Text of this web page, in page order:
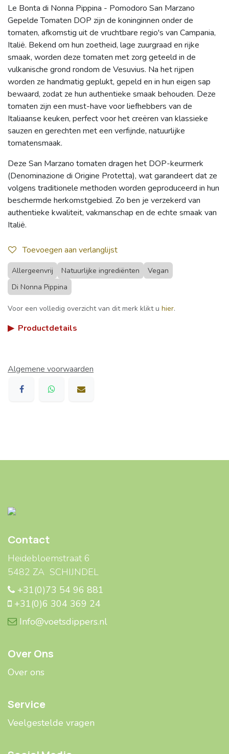
Le Bonta di Nonna Pippina - Pomodoro San Marzano
Gepelde Tomaten DOP zijn de koninginnen onder de
tomaten, afkomstig uit de vruchtbare regio's van Campania,
Italië. Bekend om hun zoetheid, lage zuurgraad en rijke
smaak, worden deze tomaten met zorg geteeld in de
vulkanische grond rondom de Vesuvius. Na het rijpen
worden ze handmatig geplukt, gepeld en in hun eigen sap
bewaard, zodat ze hun authentieke smaak behouden. Deze
tomaten zijn een must-have voor liefhebbers van de
Italiaanse keuken, perfect voor het creëren van klassieke
sauzen en gerechten met een verfijnde, natuurlijke
tomatensmaak.
Deze San Marzano tomaten dragen het DOP-keurmerk
(Denominazione di Origine Protetta), wat garandeert dat ze
volgens traditionele methoden worden geproduceerd in hun
beschermde herkomstgebied. Zo ben je verzekerd van
authentieke kwaliteit, vakmanschap en de echte smaak van
Italië.
Toevoegen aan verlanglijst
Allergeenvrij Natuurlijke ingrediënten
Vegan
Di Nonna Pippina
Voor een volledig overzicht van dit merk klikt u hier.
▶ Productdetails
Algemene voorwaarden
Contact
Heidebloemstraat 6
5482 ZA SCHIJNDEL
+31(0)73 54 96 881
+31(0)6 304 369 24
Info@voetsdippers.nl
Over Ons
Over ons
Service
Veelgestelde ​​vragen